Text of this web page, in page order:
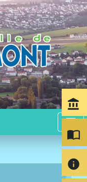
menu
account_balance
import_contacts
info